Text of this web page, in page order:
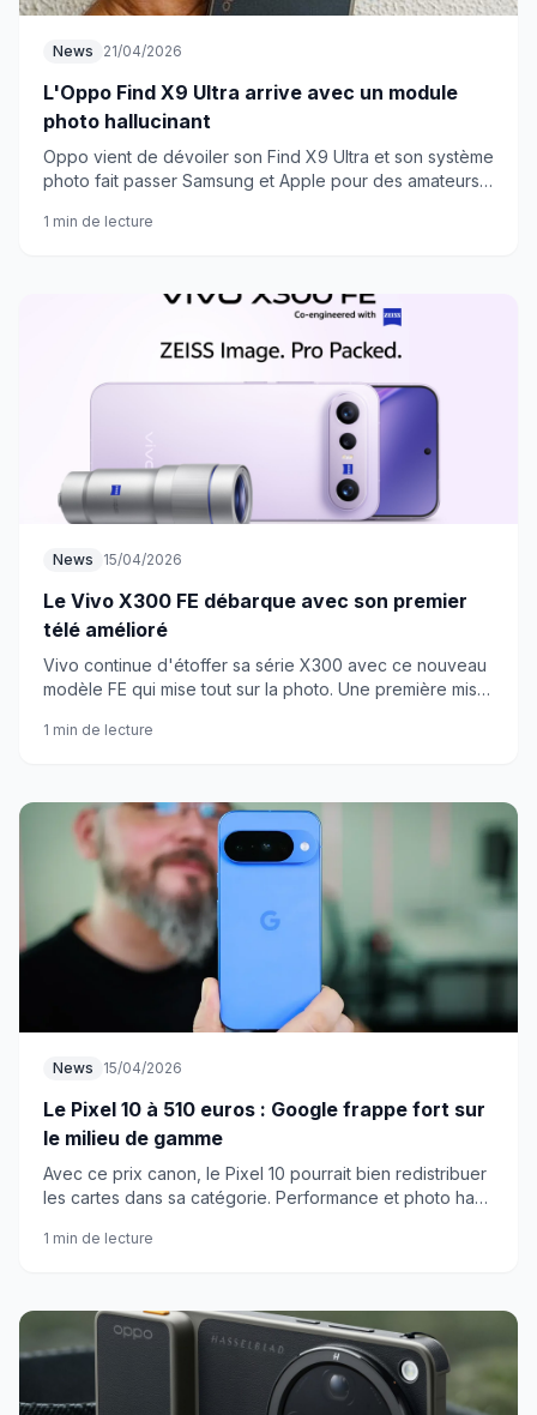
News 21/04/2026
L'Oppo Find X9 Ultra arrive avec un module
photo hallucinant
Oppo vient de dévoiler son Find X9 Ultra et son système
photo fait passer Samsung et Apple pour des amateurs.
1 min de lecture
News 15/04/2026
Le Vivo X300 FE débarque avec son premier
télé amélioré
Vivo continue d'étoffer sa série X300 avec ce nouveau
modèle FE qui mise tout sur la photo. Une première mise
1 min de lecture
News 15/04/2026
Le Pixel 10 à 510 euros : Google frappe fort sur
le milieu de gamme
Avec ce prix canon, le Pixel 10 pourrait bien redistribuer
les cartes dans sa catégorie. Performance et photo haut
1 min de lecture